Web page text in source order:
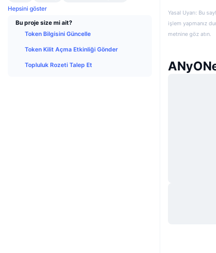
Hepsini göster
Bu proje size mi ait?
Token Bilgisini Güncelle
Token Kilit Açma Etkinliği Gönder
Topluluk Rozeti Talep Et
Yasal Uyarı: Bu
işlem yapmanız
metnine göz atın.